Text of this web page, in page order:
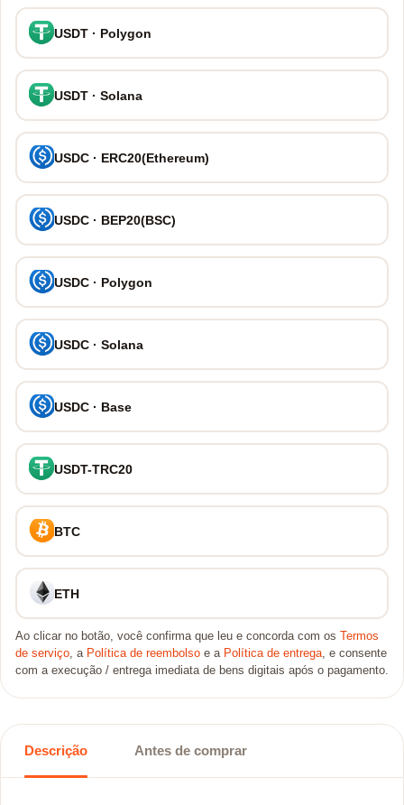
USDT · Polygon
USDT · Solana
USDC · ERC20(Ethereum)
USDC · BEP20(BSC)
USDC · Polygon
USDC · Solana
USDC · Base
USDT-TRC20
BTC
ETH
Ao clicar no botão, você confirma que leu e concorda com os
Termos
de serviço, a Política de reembolso e a Política de entrega, e consente
com a execução / entrega imediata de bens digitais após o pagamento.
Descrição Antes de comprar